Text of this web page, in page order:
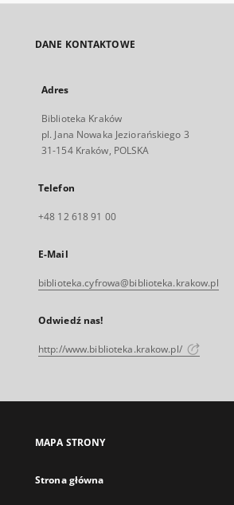
DANE KONTAKTOWE
Adres
Biblioteka Kraków
pl. Jana Nowaka Jeziorańskiego 3
31-154 Kraków, POLSKA
Telefon
+48 12 618 91 00
E-Mail
biblioteka.cyfrowa@biblioteka.krakow.pl
Odwiedź nas!
http://www.biblioteka.krakow.pl/
MAPA STRONY
Strona główna